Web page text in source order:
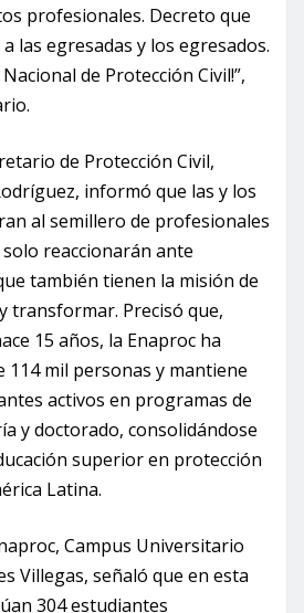
profesionales. Decreto que
las egresadas y los egresados.
Nacional de Protección Civil!”,
de Protección Civil,
informó que las y los
al semillero de profesionales
reaccionarán ante
también tienen la misión de
transformar. Precisó que,
15 años, la Enaproc ha
114 mil personas y mantiene
activos en programas de
y doctorado, consolidándose
superior en protección
Latina.
Campus Universitario
Villegas, señaló que en esta
304 estudiantes